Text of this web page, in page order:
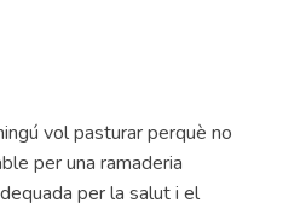
vol pasturar perquè no
per una ramaderia
per la salut i el